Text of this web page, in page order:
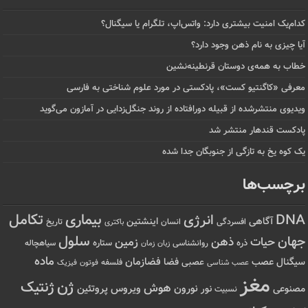
کدام‌یک امنیت بیشتری دارد: واتس‌اپ، تلگرام یا سیگنال؟
آیا چیزی به نام ذهن وجود دارد؟
خطاب به همه‌ی دوستان قرنطینه‌نشین
معرفی «کاگنتیو کست»، پادکستی در مورد علوم شناختی به فارسی
ویدیوی منتشرشده از قبیله دورافتاده‌ از روند جنگل‌زدایی در آمازون می‌گوید
پادکست قندهار منتشر شد
یک کوه یخ به تازگی از جنوبگان جدا شده
برچسب‌ها
DNA آگاهی افسردگی انرژی انسان اینشتین باکتری بیماری تاریخ تکامل
جهانحیات ذره ذهن روانشناسی زبان زمان زمین ستاره سلول سیاهچاله
سیگنال عصب عصب شناسی عصبی فضا فضازمان فلسفه فوتون فیزیک ماده
مصنوعی مغز نسبیت نور نورون هوش ویروس پروتئین ژنژنتیک